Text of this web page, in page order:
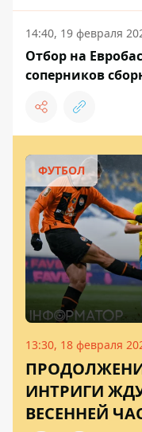
14:40, 19 февраля
Отбор на
соперников
ФУТБОЛ
13:30, 18 февраля
ИНТРИГИ
ВЕСЕННЕЙ